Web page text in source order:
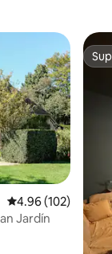
Calificación
4.96 (102)
Jardín